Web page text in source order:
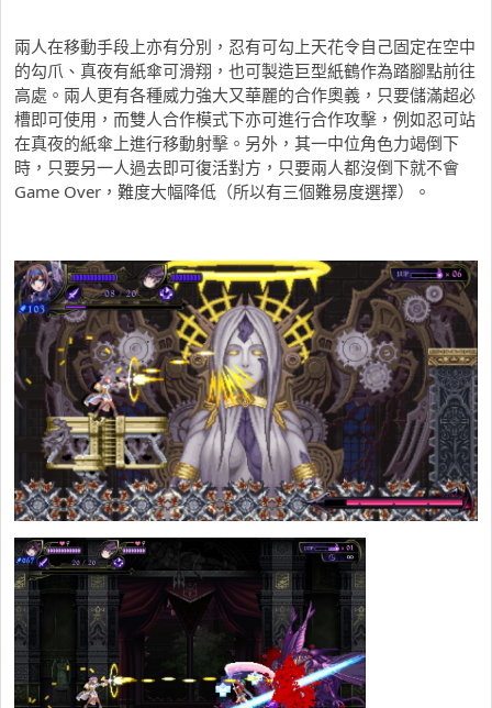
兩人在移動手段上亦有分別，忍有可勾上天花令自己固定在空中
的勾爪、真夜有紙傘可滑翔，也可製造巨型紙鶴作為踏腳點前往
高處。兩人更有各種威力強大又華麗的合作奧義，只要儲滿超必
槽即可使用，而雙人合作模式下亦可進行合作攻擊，例如忍可站
在真夜的紙傘上進行移動射擊。另外，其一中位角色力竭倒下
時，只要另一人過去即可復活對方，只要兩人都沒倒下就不會
Game Over，難度大幅降低（所以有三個難易度選擇）。